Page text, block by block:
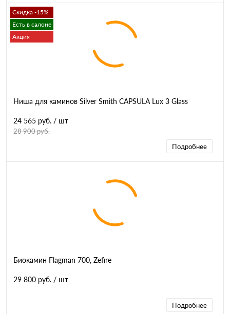
Скидка -15%
Есть в салоне
Акция
Ниша для каминов Silver Smith CAPSULA Lux 3 Glass
24 565 руб. / шт
28 900 руб.
Подробнее
Биокамин Flagman 700, Zefire
29 800 руб. / шт
Подробнее